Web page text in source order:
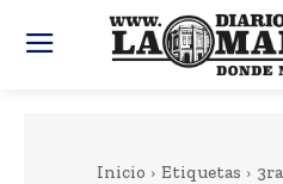
Inicio Etiquetas